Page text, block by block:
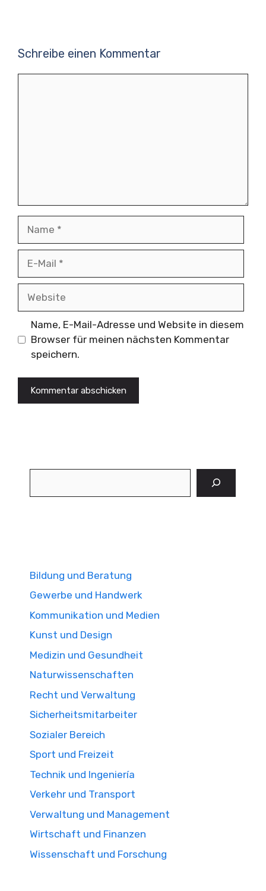
Schreibe einen Kommentar
Name, E-Mail-Adresse und Website in diesem
Browser für meinen nächsten Kommentar
speichern.
Bildung und Beratung
Gewerbe und Handwerk
Kommunikation und Medien
Kunst und Design
Medizin und Gesundheit
Naturwissenschaften
Recht und Verwaltung
Sicherheitsmitarbeiter
Sozialer Bereich
Sport und Freizeit
Technik und Ingeniería
Verkehr und Transport
Verwaltung und Management
Wirtschaft und Finanzen
Wissenschaft und Forschung